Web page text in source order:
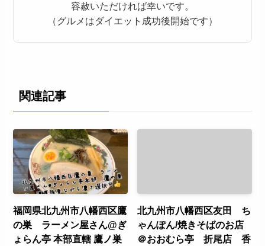
容赦いただければ幸いです。
（グルメはダイエット成功後開始です）
関連記事
福岡県北九州市八幡西区鷹
の巣 ラーメン屋さん@ぎ
ょらん亭 本部直轄 鷹ノ巣
北九州市八幡西区友田 ち
ゃんぽん/焼きそばのお店
＠おおむら亭 折尾店 香